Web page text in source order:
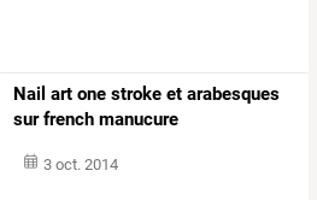
Nail art one stroke et arabesques
sur french manucure
3 oct. 2014